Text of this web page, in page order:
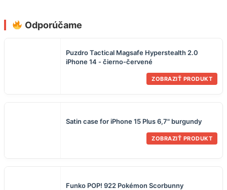
Odporúčame
Puzdro Tactical Magsafe Hyperstealth 2.0
iPhone 14 - čierno-červené
ZOBRAZIŤ PRODUKT
Satin case for iPhone 15 Plus 6,7" burgundy
ZOBRAZIŤ PRODUKT
Funko POP! 922 Pokémon Scorbunny